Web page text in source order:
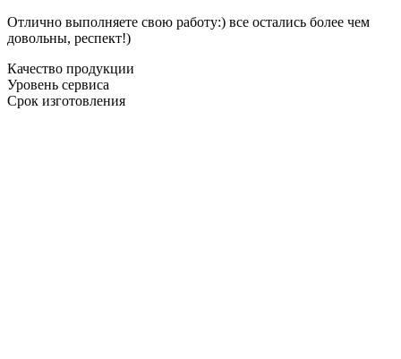
Отлично выполняете свою работу:) все остались более чем
довольны, респект!)
Качество продукции
Уровень сервиса
Срок изготовления